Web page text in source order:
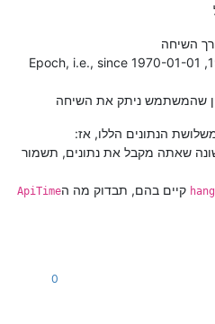
השיחה
= זמן בשניות מ1970, Epoch, i.e., since 1970-01-01
שהמשתמש ניתק את השיחה
הנתונים הללו, אז:
שאתה מקבל את נתונים, תשמור
קיים בהם, תבדוק מה הApiTime
0